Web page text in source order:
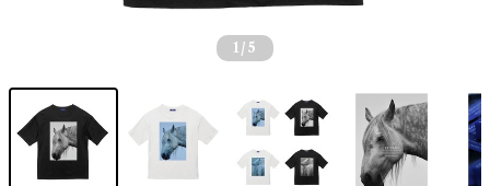
1 /5